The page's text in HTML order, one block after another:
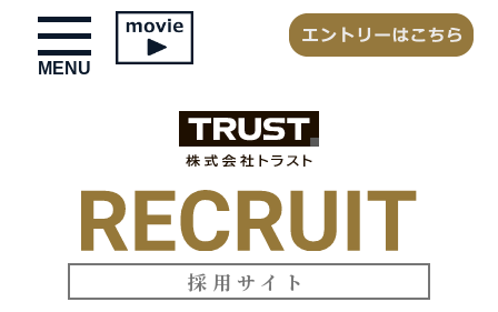
toggle
navigation
MENU
採用サイト